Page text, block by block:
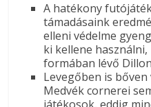
A hatékony
támadásaink
elleni védelme
ki kellene
formában lévő
Levegőben is
Medvék cornerei